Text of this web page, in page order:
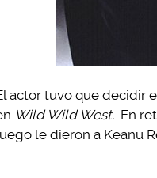
actor tuvo que decidir
Wild Wild West. En
le dieron a Keanu